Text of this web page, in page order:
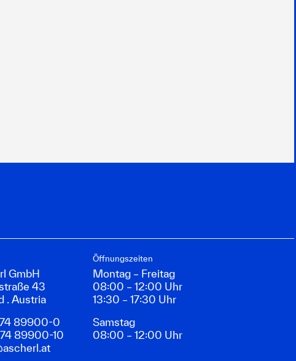
GmbH
43
. Austria
89900-0
89900-10
Öffnungszeiten
Montag – Freitag
08:00 – 12:00 Uhr
13:30 – 17:30 Uhr
Samstag
08:00 – 12:00 Uhr